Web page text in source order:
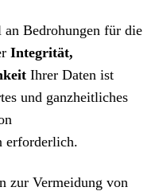
Bedrohungen für die
Integrität,
Ihrer Daten ist
und ganzheitliches
erforderlich.
zur Vermeidung von